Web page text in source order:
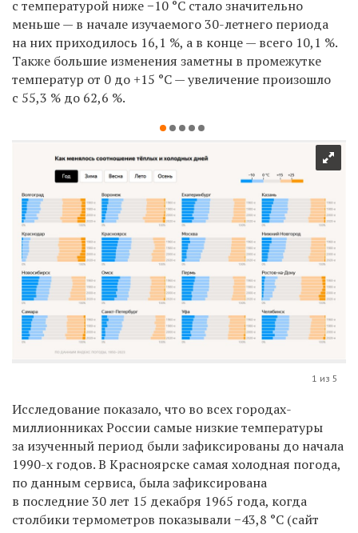
с температурой ниже −10 °С стало значительно
меньше — в начале изучаемого 30-летнего периода
на них приходилось 16,1 %, а в конце — всего 10,1 %.
Также большие изменения заметны в промежутке
температур от 0 до +15 °С — увеличение произошло
с 55,3 % до 62,6 %.
1 из 5
Исследование показало, что во всех городах-
миллионниках России самые низкие температуры
за изученный период были зафиксированы до начала
1990-х годов. В Красноярске самая холодная погода,
по данным сервиса, была зафиксирована
в последние 30 лет 15 декабря 1965 года, когда
столбики термометров показывали −43,8 °С (сайт